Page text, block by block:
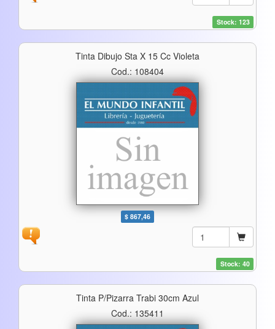
Stock: 123
Tinta Dibujo Sta X 15 Cc Violeta
Cod.: 108404
$ 867,46
Stock: 40
Tinta P/pizarra Trabi 30cm Azul
Cod.: 135411